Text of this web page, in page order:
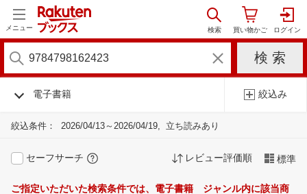
メニュー
電子書籍 絞込み
絞込条件： 2026/04/13～2026/04/19 立ち読みあり
セーフサーチ レビュー評価順 標準
ご指定いただいた検索条件では、電子書籍 ジャンル内に該当商